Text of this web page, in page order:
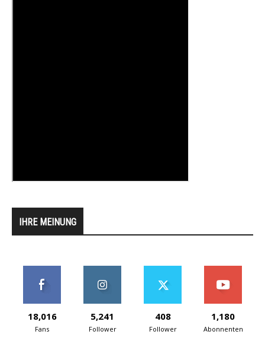
IHRE MEINUNG
18,016
Fans
5,241
Follower
408
Follower
1,180
Abonnenten